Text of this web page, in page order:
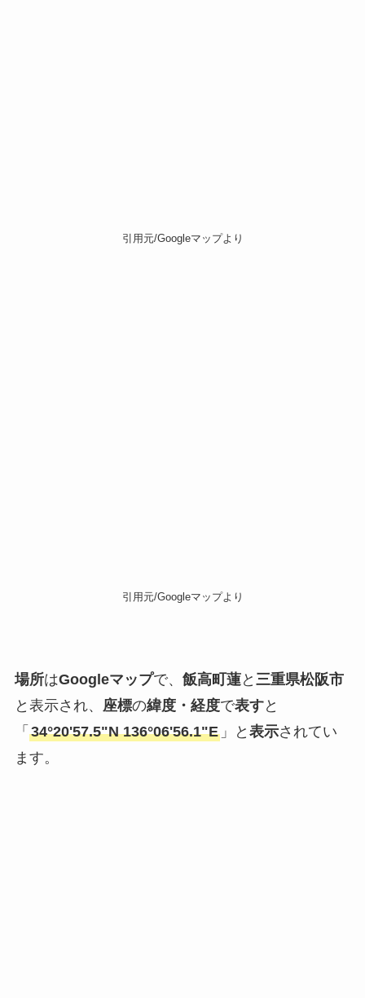
引用元/Googleマップより
引用元/Googleマップより
場所はGoogleマップで、 飯高町蓮と 三重県松阪市
と表示され、 座標の緯度・経度で表すと
「 34°20'57.5"N 136°06'56.1"E」と 表示されてい
ます。